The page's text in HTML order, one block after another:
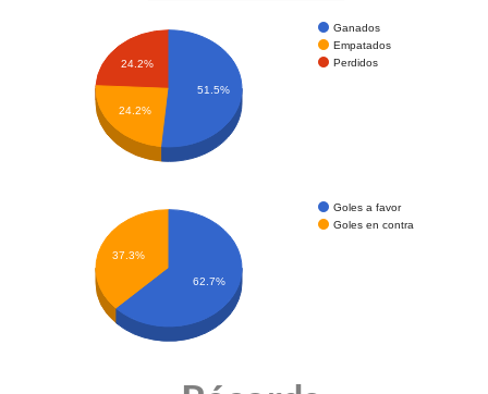
Ganados
Empatados
Perdidos
24.2%
24.2%
51.5%
Goles a favor
Goles en contra
37.3%
62.7%